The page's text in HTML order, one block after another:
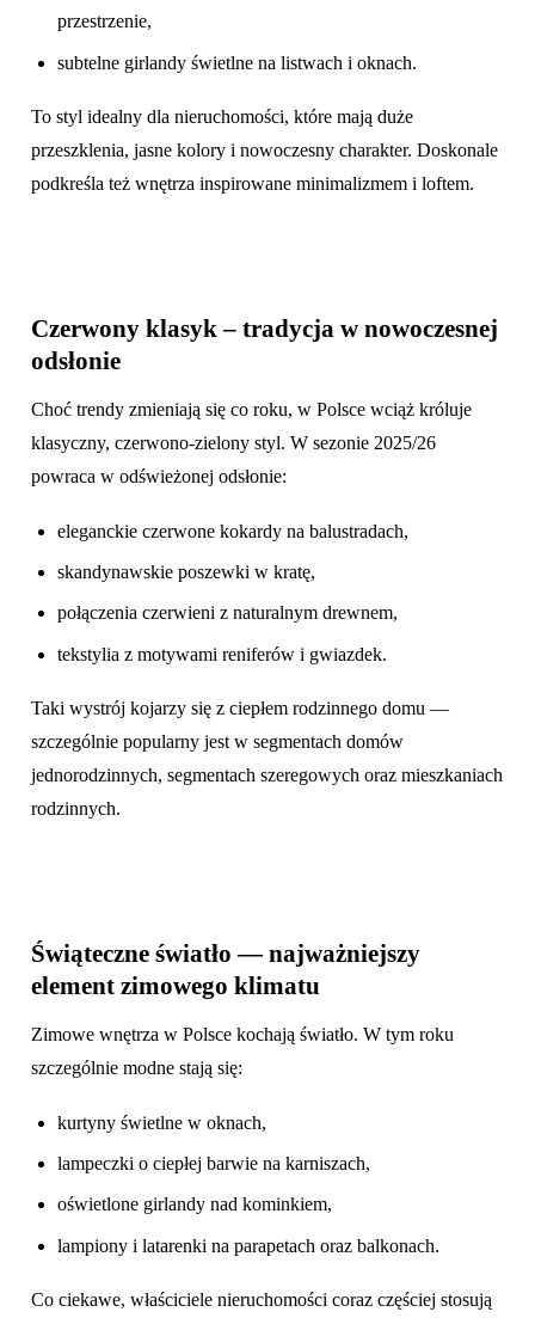
przestrzenie,
subtelne girlandy świetlne na listwach i oknach.
To styl idealny dla nieruchomości, które mają duże
przeszklenia, jasne kolory i nowoczesny charakter. Doskonale
podkreśla też wnętrza inspirowane minimalizmem i loftem.
Czerwony klasyk – tradycja w nowoczesnej
odsłonie
Choć trendy zmieniają się co roku, w Polsce wciąż króluje
klasyczny, czerwono-zielony styl. W sezonie 2025/26
powraca w odświeżonej odsłonie:
eleganckie czerwone kokardy na balustradach,
skandynawskie poszewki w kratę,
połączenia czerwieni z naturalnym drewnem,
tekstylia z motywami reniferów i gwiazdek.
Taki wystrój kojarzy się z ciepłem rodzinnego domu —
szczególnie popularny jest w segmentach domów
jednorodzinnych, segmentach szeregowych oraz mieszkaniach
rodzinnych.
Świąteczne światło — najważniejszy
element zimowego klimatu
Zimowe wnętrza w Polsce kochają światło. W tym roku
szczególnie modne stają się:
kurtyny świetlne w oknach,
lampeczki o ciepłej barwie na karniszach,
oświetlone girlandy nad kominkiem,
lampiony i latarenki na parapetach oraz balkonach.
Co ciekawe, właściciele nieruchomości coraz częściej stosują